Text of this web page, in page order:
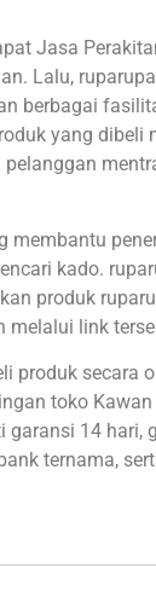
Jasa
Lalu,
berbagai
yang dibeli
pelanggan
membantu
kado.
produk
melalui link
produk secara
toko
14
ternama,